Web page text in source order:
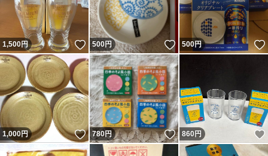
1,500円 いいね！
500円 いいね！
500円
1,000円 いいね！
780円 いいね！
860円